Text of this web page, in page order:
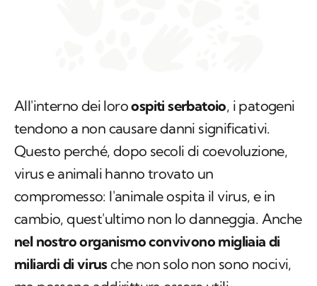
All'interno dei loroospiti serbatoio, i patogeni
tendono a non causare danni significativi.
Questo perché, dopo secoli di coevoluzione,
virus e animali hanno trovato un
compromesso: l'animale ospita il virus, e in
cambio, quest'ultimo non lo danneggia. Anche
nel nostro organismo convivono migliaia di
miliardi di virusche non solo non sono nocivi,